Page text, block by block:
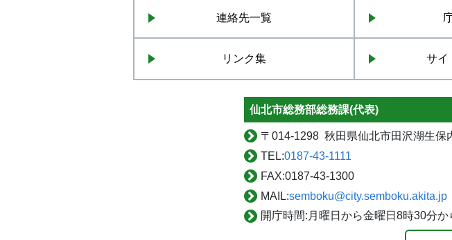
連絡先一覧
リンク集 サイ
仙北市総務部総務課(代表)
〒 014-1298 秋田県仙北市田沢湖生保
TEL:0187-43-1111
FAX:0187-43-1300
MAIL:semboku@city.semboku.akita.jp
開庁時間: 月曜日から金曜日8時30分